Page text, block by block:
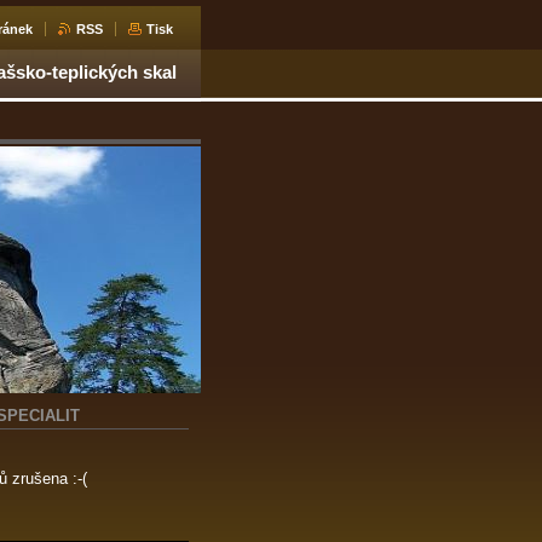
RSS Tisk
teplických skal
zrušena :-(